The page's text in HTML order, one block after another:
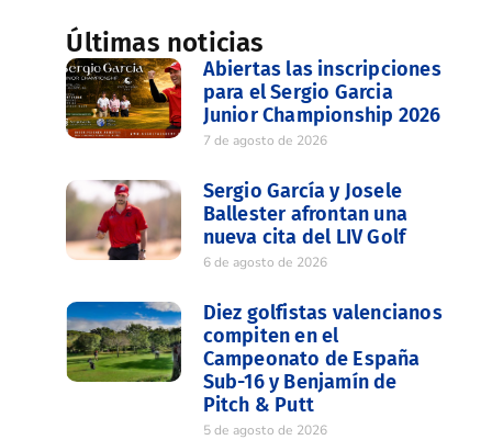
Últimas noticias
Abiertas las inscripciones
para el Sergio Garcia
Junior Championship 2026
7 de agosto de 2026
Sergio García y Josele
Ballester afrontan una
nueva cita del LIV Golf
6 de agosto de 2026
Diez golfistas valencianos
compiten en el
Campeonato de España
Sub-16 y Benjamín de
Pitch & Putt
5 de agosto de 2026